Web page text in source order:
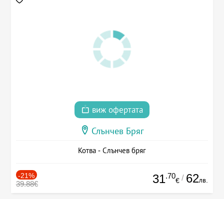
виж офертата
Слънчев Бряг
Котва - Слънчев бряг
-21%
39.88€ 31.70
€ / 62лв.